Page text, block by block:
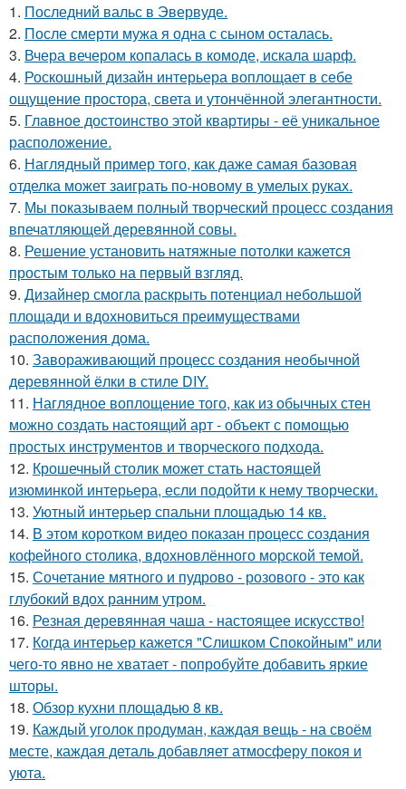
1. Последний вальс в Эвервуде.
2. После смерти мужа я одна с сыном осталась.
3. Вчера вечером копалась в комоде, искала шарф.
4. Роскошный дизайн интерьера воплощает в себе
ощущение простора, света и утончённой элегантности.
5. Главное достоинство этой квартиры - её уникальное
расположение.
6. Наглядный пример того, как даже самая базовая
отделка может заиграть по-новому в умелых руках.
7. Мы показываем полный творческий процесс создания
впечатляющей деревянной совы.
8. Решение установить натяжные потолки кажется
простым только на первый взгляд.
9. Дизайнер смогла раскрыть потенциал небольшой
площади и вдохновиться преимуществами
расположения дома.
10. Завораживающий процесс создания необычной
деревянной ёлки в стиле DIY.
11. Наглядное воплощение того, как из обычных стен
можно создать настоящий арт - объект с помощью
простых инструментов и творческого подхода.
12. Крошечный столик может стать настоящей
изюминкой интерьера, если подойти к нему творчески.
13. Уютный интерьер спальни площадью 14 кв.
14. В этом коротком видео показан процесс создания
кофейного столика, вдохновлённого морской темой.
15. Сочетание мятного и пудрово - розового - это как
глубокий вдох ранним утром.
16. Резная деревянная чаша - настоящее искусство!
17. Когда интерьер кажется "Слишком Спокойным" или
чего-то явно не хватает - попробуйте добавить яркие
шторы.
18. Обзор кухни площадью 8 кв.
19. Каждый уголок продуман, каждая вещь - на своём
месте, каждая деталь добавляет атмосферу покоя и
уюта.